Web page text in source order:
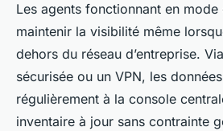
Les agents fonctionnant en
maintenir la visibilité même
dehors du réseau d’entreprise.
sécurisée ou un VPN, les
régulièrement à la console
inventaire à jour sans contrainte